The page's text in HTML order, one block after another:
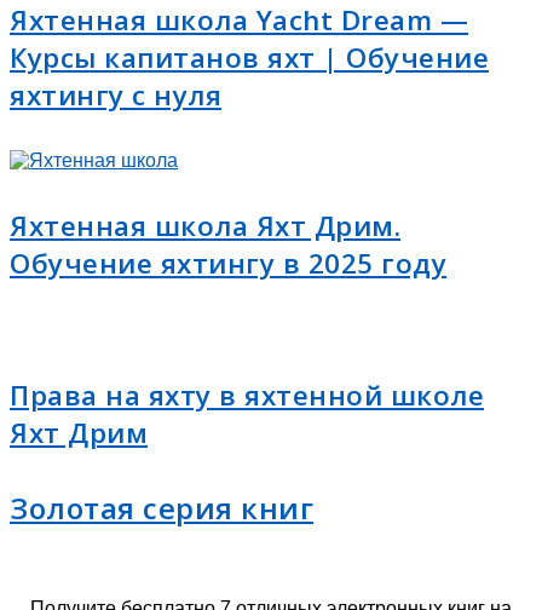
Яхтенная школа Yacht Dream —
Курсы капитанов яхт | Обучение
яхтингу с нуля
Яхтенная школа Яхт Дрим.
Обучение яхтингу в 2025 году
Права на яхту в яхтенной школе
Яхт Дрим
Золотая серия книг